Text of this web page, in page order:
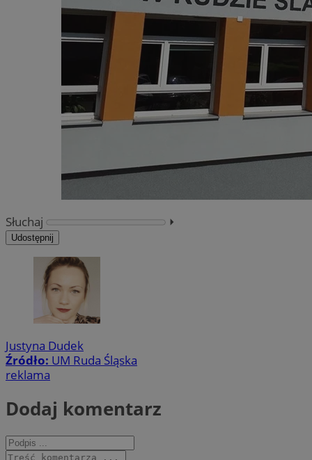
Słuchaj ⏵︎
Udostępnij
Justyna Dudek
Źródło: UM Ruda Śląska
reklama
Dodaj komentarz